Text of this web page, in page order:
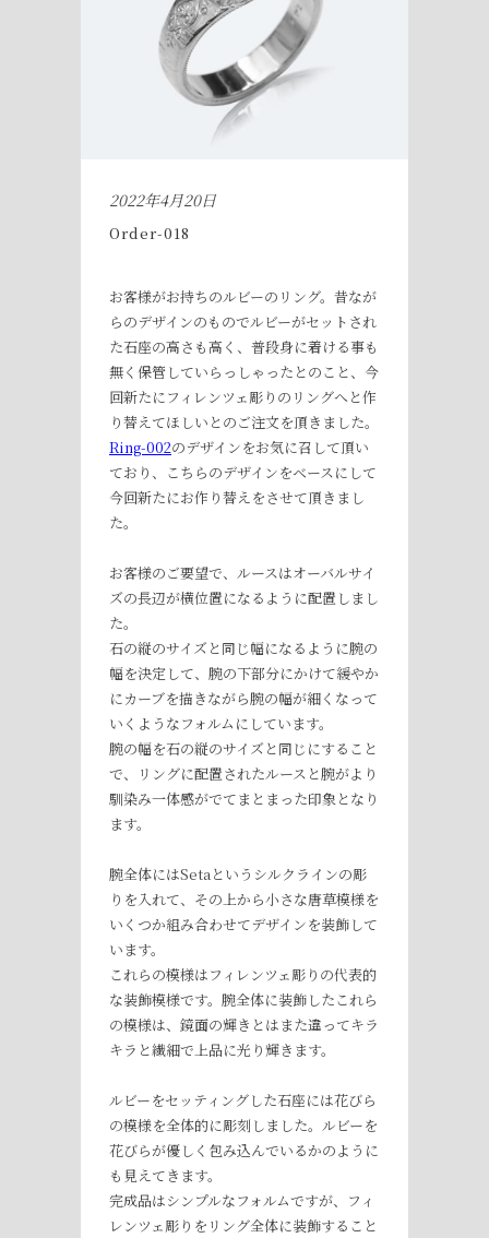
2022年4月20日
Order-018
お客様がお持ちのルビーのリング。昔なが
らのデザインのものでルビーがセットされ
た石座の高さも高く、普段身に着ける事も
無く保管していらっしゃったとのこと、今
回新たにフィレンツェ彫りのリングへと作
り替えてほしいとのご注文を頂きました。
Ring-002のデザインをお気に召して頂い
ており、こちらのデザインをベースにして
今回新たにお作り替えをさせて頂きまし
た。
お客様のご要望で、ルースはオーバルサイ
ズの長辺が横位置になるように配置しまし
た。
石の縦のサイズと同じ幅になるように腕の
幅を決定して、腕の下部分にかけて緩やか
にカーブを描きながら腕の幅が細くなって
いくようなフォルムにしています。
腕の幅を石の縦のサイズと同じにすること
で、リングに配置されたルースと腕がより
馴染み一体感がでてまとまった印象となり
ます。
腕全体にはSetaというシルクラインの彫
りを入れて、その上から小さな唐草模様を
いくつか組み合わせてデザインを装飾して
います。
これらの模様はフィレンツェ彫りの代表的
な装飾模様です。腕全体に装飾したこれら
の模様は、鏡面の輝きとはまた違ってキラ
キラと繊細で上品に光り輝きます。
ルビーをセッティングした石座には花びら
の模様を全体的に彫刻しました。ルビーを
花びらが優しく包み込んでいるかのように
も見えてきます。
完成品はシンプルなフォルムですが、フィ
レンツェ彫りをリング全体に装飾すること